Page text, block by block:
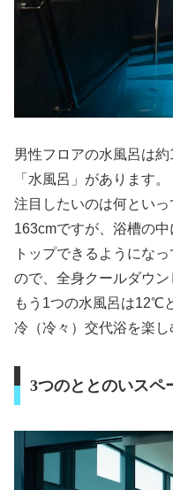
男性フロアの水風呂は
「水風呂」があります。
注目したいのは何とい
163cmですが、浴槽の
トップできるようにな
ので、全身クールダウン
もう1つの水風呂は12℃
冷（冷々）交代浴を楽し
3つのととのいスペ